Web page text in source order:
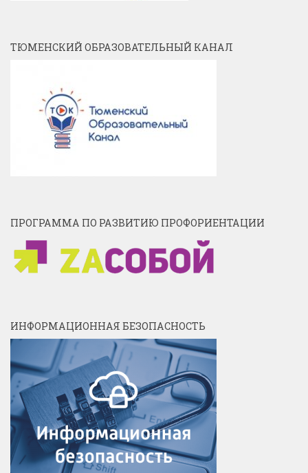
ТЮМЕНСКИЙ ОБРАЗОВАТЕЛЬНЫЙ КАНАЛ
ПРОГРАММА ПО РАЗВИТИЮ ПРОФОРИЕНТАЦИИ
ИНФОРМАЦИОННАЯ БЕЗОПАСНОСТЬ